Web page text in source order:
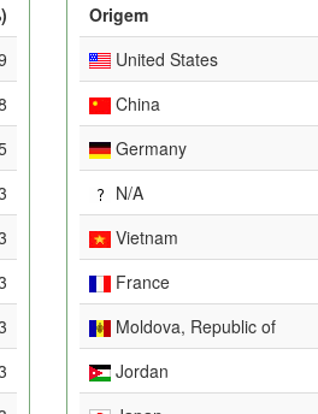
Origem
United States
China
Germany
N/A
Vietnam
France
Moldova, Republic of
Jordan